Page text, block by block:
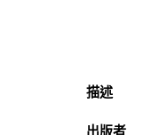
描述
出版者